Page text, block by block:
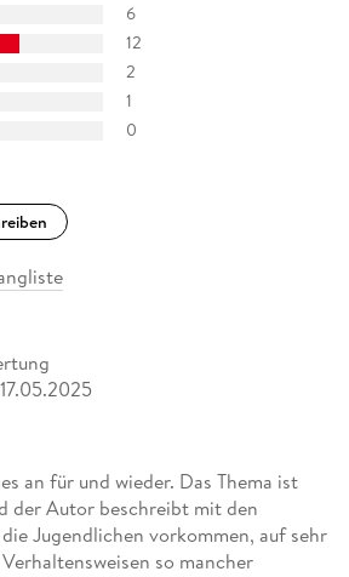
6
12
2
1
0
17.05.2025
an für und wieder. Das Thema ist
der Autor beschreibt mit den
Jugendlichen vorkommen, auf sehr
so mancher